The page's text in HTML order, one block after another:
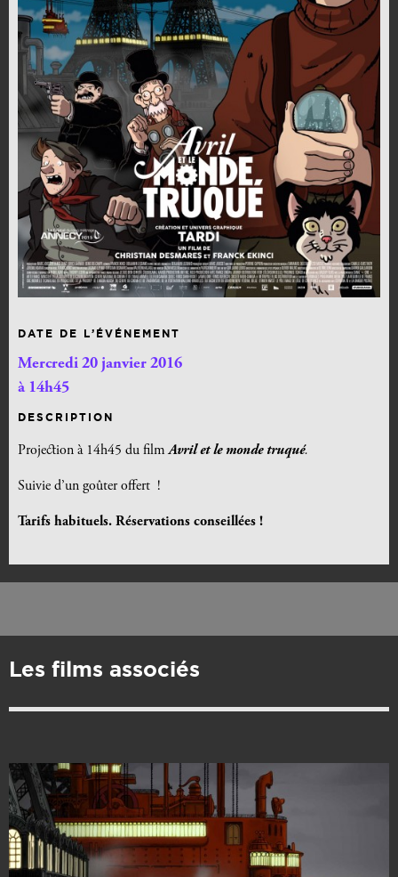
DATE DE L’ÉVÉNEMENT
Mercredi 20 janvier 2016
à 14h45
DESCRIPTION
Projection à 14h45 du filmAvril et le monde truqué.
Suivie d’un goûter offert !
Tarifs habituels. Réservations conseillées !
Les films associés